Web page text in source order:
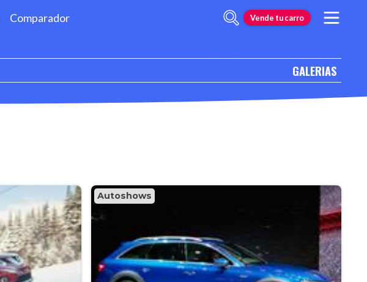
Comparador Vende tu carro
GALERIAS
Autoshows